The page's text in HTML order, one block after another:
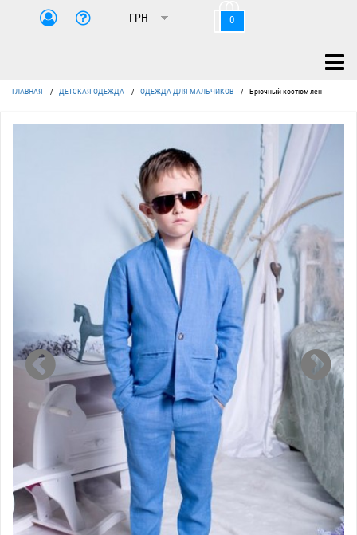
0
ГЛАВНАЯ / ДЕТСКАЯ ОДЕЖДА / ОДЕЖДА ДЛЯ МАЛЬЧИКОВ / Брючный костюм лён